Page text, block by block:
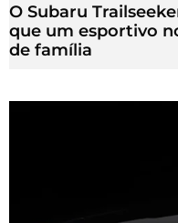
O Subaru
que um esportivo
de família